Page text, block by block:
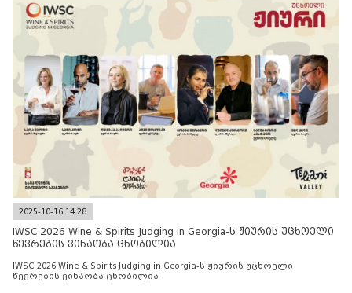
2025-10-16 14:28
IWSC 2026 Wine & Spirits Judging in Georgia-ს ჟიურის უცხოელი
წევრების ვინაობა ცნობილია
IWSC 2026 Wine & Spirits Judging in Georgia-ს ჟიურის უცხოელი
წევრების ვინაობა ცნობილია